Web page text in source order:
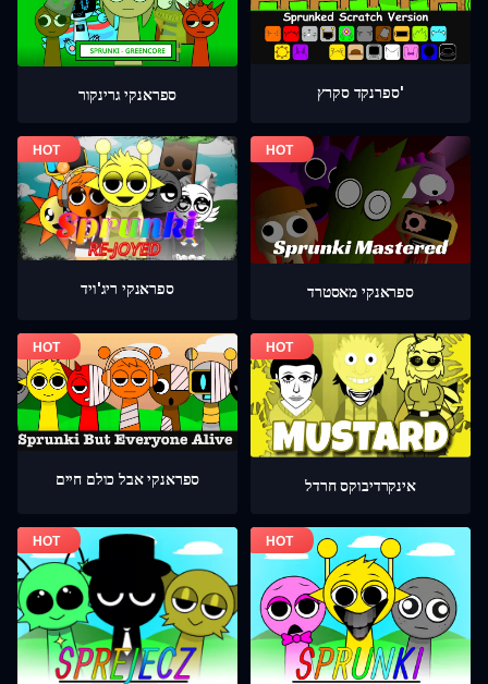
ספראנקי גרינקור ספרנקד סקרץ'
ספראנקי ריג'ויד ספראנקי מאסטרד
ספראנקי אבל כולם חיים אינקרדיבוקס חרדל